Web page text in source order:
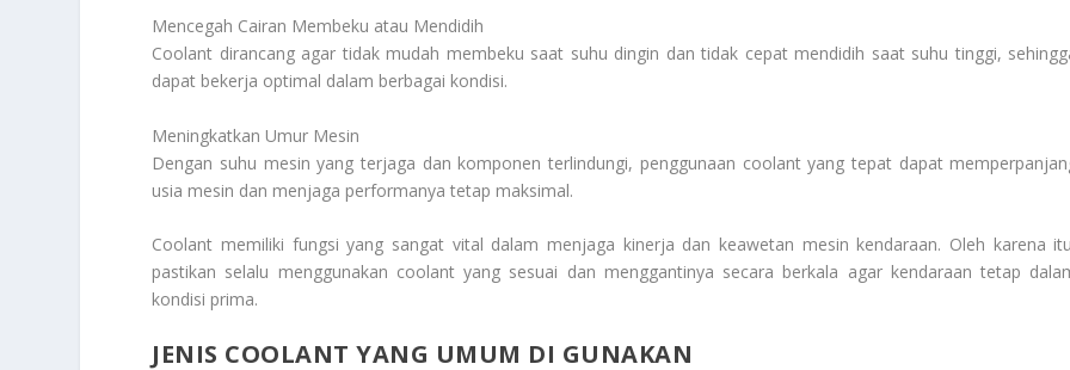
Mencegah Cairan Membeku atau Mendidih
Coolant dirancang agar tidak mudah membeku saat suhu dingin dan tidak cepat mendidih saat suhu tinggi,
dapat bekerja optimal dalam berbagai kondisi.
Meningkatkan Umur Mesin
Dengan suhu mesin yang terjaga dan komponen terlindungi, penggunaan coolant yang tepat dapat
usia mesin dan menjaga performanya tetap maksimal.
Coolant memiliki fungsi yang sangat vital dalam menjaga kinerja dan keawetan mesin kendaraan. Oleh karena
pastikan selalu menggunakan coolant yang sesuai dan menggantinya secara berkala agar kendaraan tetap
kondisi prima.
JENIS COOLANT YANG UMUM DI GUNAKAN